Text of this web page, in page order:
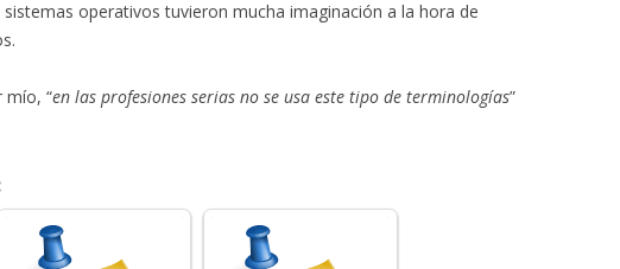
sistemas operativos tuvieron mucha imaginación a la hora de
mío, “en las profesiones serias no se usa este tipo de terminologías”